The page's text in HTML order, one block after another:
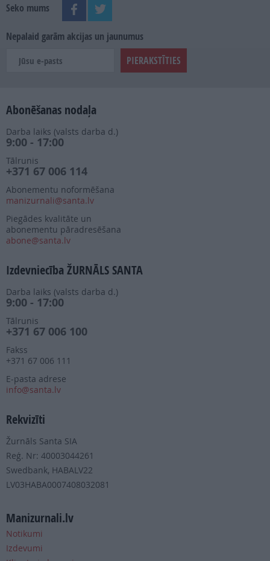
Seko mums
Nepalaid garām akcijas un jaunumus
Abonēšanas nodaļa
Darba laiks (valsts darba d.)
9:00 - 17:00
Tālrunis
+371 67 006 114
Abonementu noformēšana
manizurnali@santa.lv
Piegādes kvalitāte un
abonementu pāradresēšana
abone@santa.lv
Izdevniecība ŽURNĀLS SANTA
Darba laiks (valsts darba d.)
9:00 - 17:00
Tālrunis
+371 67 006 100
Fakss
+371 67 006 111
E-pasta adrese
info@santa.lv
Rekvizīti
Žurnāls Santa SIA
Reģ. Nr: 40003044261
Swedbank, HABALV22
LV03HABA0007408032081
Manizurnali.lv
Notikumi
Izdevumi